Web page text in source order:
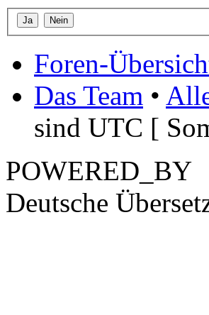
Foren-
Das Team •
sind UTC [
POWERED_BY
Deutsche